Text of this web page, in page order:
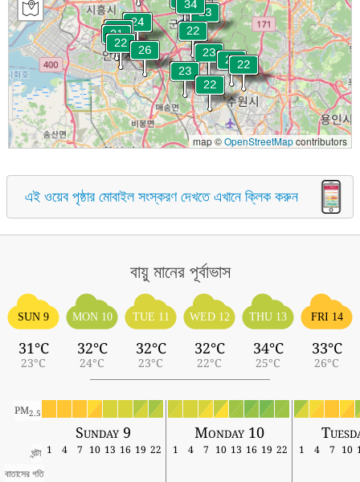
map ©OpenStreetMapcontributors
এই ওয়েব পৃষ্ঠার মোবাইল সংস্করণ দেখতে এখানে ক্লিক করুন
বায়ু মানের পূর্বাভাস
SUN 9
31°C
23°C
MON 10
32°C
24°C
TUE 11
32°C
23°C
WED 12
32°C
22°C
THU 13
34°C
25°C
FRI 14
33°C
26°C
PM2.5
Sunday 9 Monday 10
ঘন্টা 1 4 7 10 13 16 19 22 1 4 7 10 13 16 19 22 1 4 7 10
বাতাসের গতি